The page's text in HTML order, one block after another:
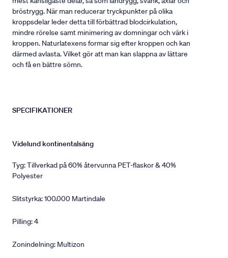
bröstrygg. När man reducerar tryckpunkter på olika
kroppsdelar leder detta till förbättrad blodcirkulation,
mindre rörelse samt minimering av domningar och värk i
kroppen. Naturlatexens formar sig efter kroppen och kan
därmed avlasta. Vilket gör att man kan slappna av lättare
och få en bättre sömn.
SPECIFIKATIONER
Videlund kontinentalsäng
Tyg: Tillverkad på 60% återvunna PET-flaskor & 40%
Polyester
Slitstyrka: 100.000 Martindale
Pilling: 4
Zonindelning: Multizon